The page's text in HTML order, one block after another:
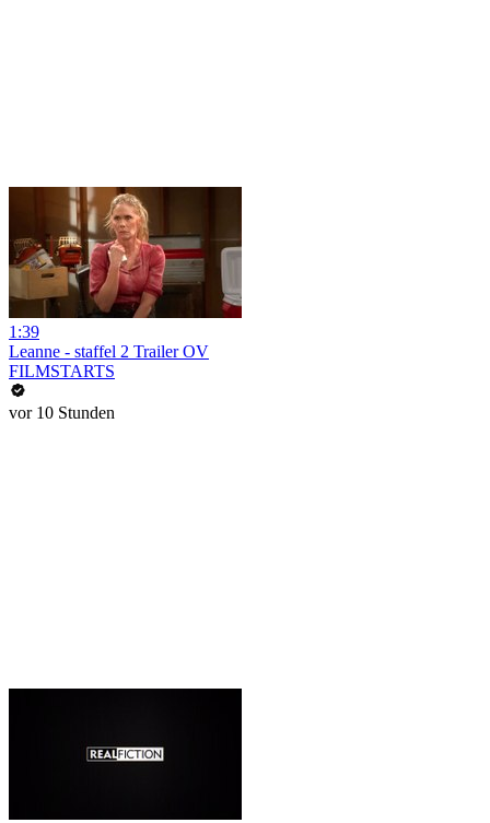
1:39
Leanne - staffel 2 Trailer OV
FILMSTARTS
vor 10 Stunden